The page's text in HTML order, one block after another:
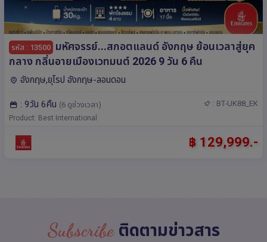
รหัส : 13500 มหัศจรรย์...สกอตแลนด์ อังกฤษ ย้อนเวลาสู่ยุค
กลาง กลิ่นอายเมืองเวทมนต์ 2026 9 วัน 6 คืน
อังกฤษ,ยุโรป อังกฤษ-ลอนดอน
: 9วัน 6คืน (6 ดูช่วงเวลา) : BT-UK88_EK
Product: Best International
฿ 129,999.-
Subscribe ติดตามข่าวสาร